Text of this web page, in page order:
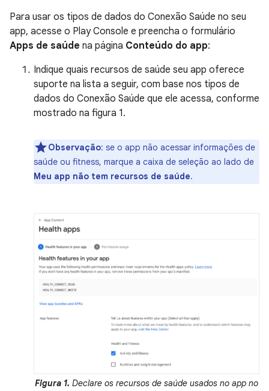
Para usar os tipos de dados do Conexão Saúde no seu
app, acesse o Play Console e preencha o formulário
Apps de saúde na página Conteúdo do app:
Indique quais recursos de saúde seu app oferece
suporte na lista a seguir, com base nos tipos de
dados do Conexão Saúde que ele acessa, conforme
mostrado na figura 1.
Observação: se o app não acessar informações de
saúde ou fitness, marque a caixa de seleção ao lado de
Meu app não tem recursos de saúde.
Figura 1. Declare os recursos de saúde usados no app no